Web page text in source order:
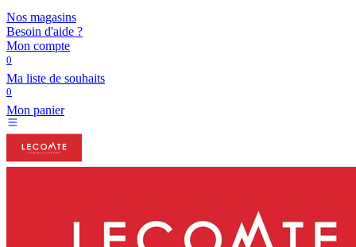
Nos magasins
Besoin d'aide ?
Mon compte
0
Ma liste de souhaits
0
Mon panier